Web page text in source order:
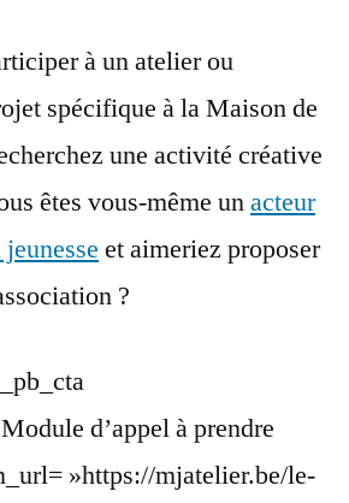
à un atelier ou
spécifique à la Maison de
une activité créative
êtes vous-même unacteur
et aimeriez proposer
?
d’appel à prendre
»https://mjatelier.be/le-